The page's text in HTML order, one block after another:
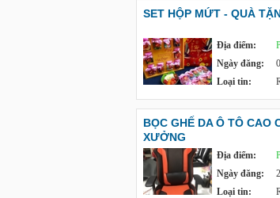
SET HỘP MỨT - QUÀ
Địa điểm:
Ngày đăng:
Loại tin:
BỌC GHẾ DA Ô TÔ CAO
XƯỞNG
Địa điểm:
Ngày đăng:
Loại tin: